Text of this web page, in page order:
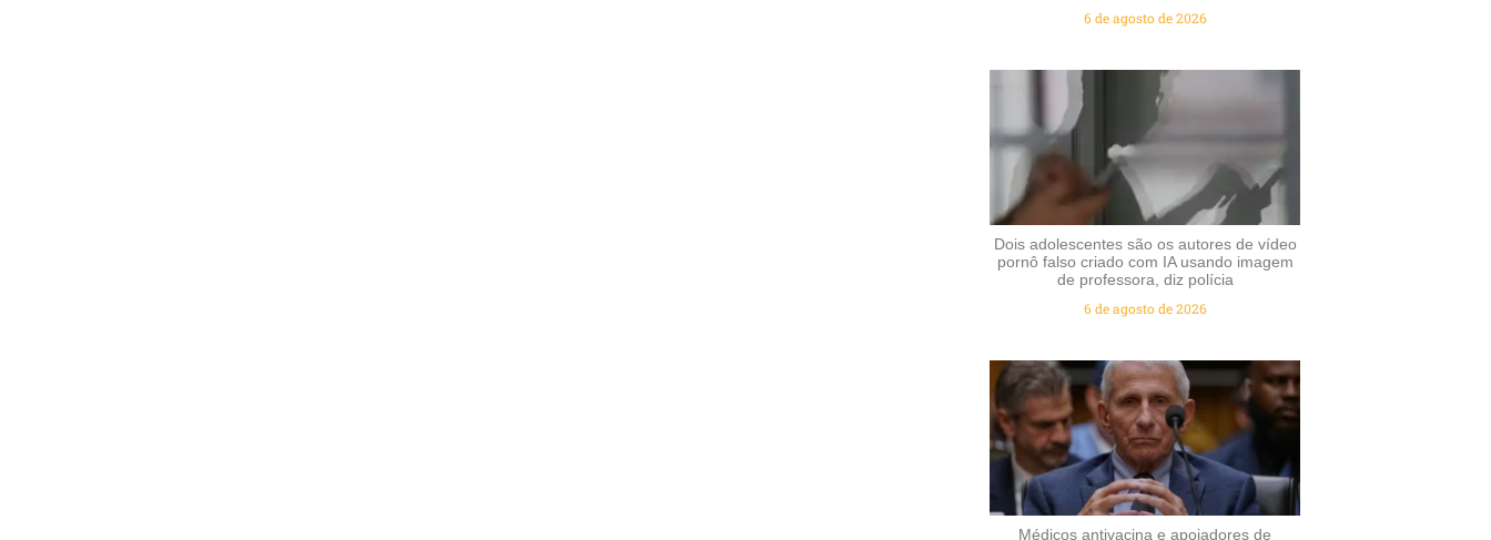
6 de agosto de 2026
Dois adolescentes são os autores de vídeo
pornô falso criado com IA usando imagem
de professora, diz polícia
6 de agosto de 2026
Médicos antivacina e apoiadores de